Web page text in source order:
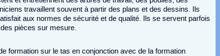
travaillent souvent à partir des plans et des dessins. Ils
aux normes de sécurité et de qualité. Ils se servent parfois
pièces sur mesure.
formation sur le tas en conjonction avec de la formation